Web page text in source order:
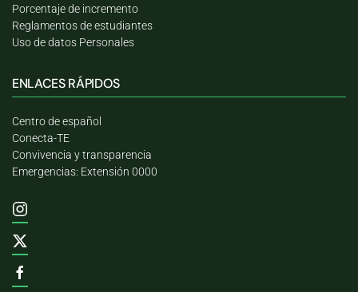
Porcentaje de incremento
Reglamentos de estudiantes
Uso de datos Personales
ENLACES RÁPIDOS
Centro de español
Conecta-TE
Convivencia y transparencia
Emergencias: Extensión 0000